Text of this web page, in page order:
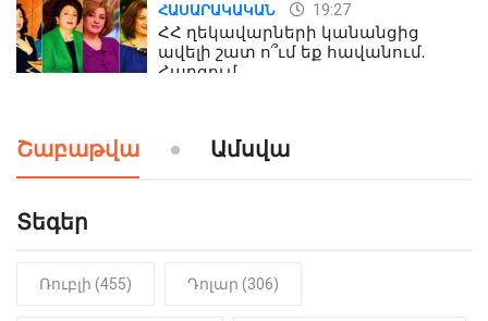
ՀԱՍԱՐԱԿԱԿԱՆ 19:27
ՀՀ ղեկավարների կանանցից
ավելի շատ ո՞ւմ եք հավանում.
Հարցում
Երեւան-Մոսկվա օդшնավի մեջ
Շաբաթվա Ամսվա
Տեգեր
Ռուբլի (455) Դոլար (306)